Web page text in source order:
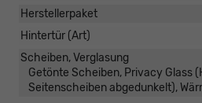
Herstellerpaket
Hintertür (Art)
Scheiben, Verglasung
Getönte Scheiben, Privacy Glass
Seitenscheiben abgedunkelt),